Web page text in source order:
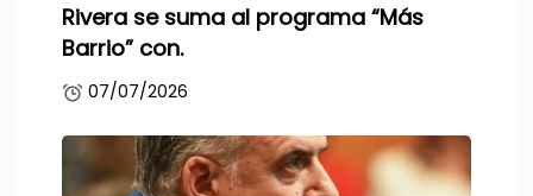
Rivera se suma al programa “Más
Barrio” con.
07/07/2026